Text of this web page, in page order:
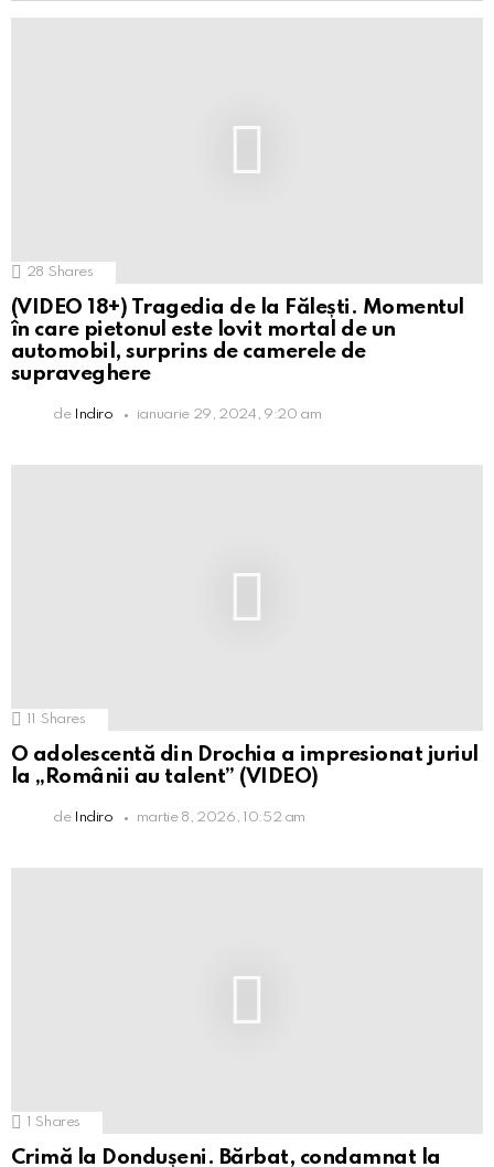
28 Shares
(VIDEO 18+) Tragedia de la Fălești. Momentul
în care pietonul este lovit mortal de un
automobil, surprins de camerele de
supraveghere
de Indiro ianuarie 29, 2024, 9:20 am
Shares
O adolescentă din Drochia a impresionat juriul
la „Românii au talent” (VIDEO)
de Indiro martie 8, 2026, 10:52 am
Shares
Crimă la Dondușeni. Bărbat, condamnat la